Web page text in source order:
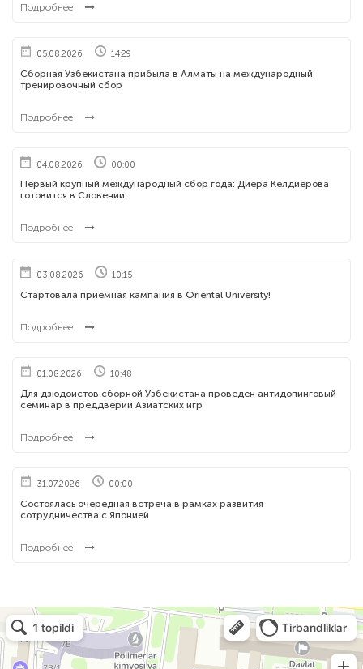
Подробнее
05.08.2026 14:29
Сборная Узбекистана прибыла в Алматы на международный
тренировочный сбор
Подробнее
04.08.2026 00:00
Первый крупный международный сбор года: Диёра Келдиёрова
готовится в Словении
Подробнее
03.08.2026 10:15
Стартовала приемная кампания в Oriental University!
Подробнее
01.08.2026 10:48
Для дзюдоистов сборной Узбекистана проведен антидопинговый
семинар в преддверии Азиатских игр
Подробнее
31.07.2026 00:00
Состоялась очередная встреча в рамках развития
сотрудничества с Японией
Подробнее